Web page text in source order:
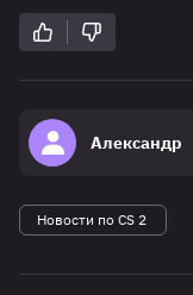
Александр
Новости по CS 2